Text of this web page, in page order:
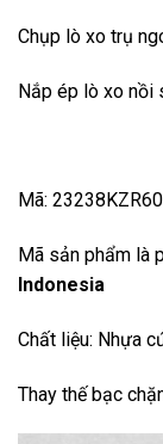
Chụp lò xo trụ
Nắp ép lò xo nồi
Mã:
Mã sản phẩm là
Indonesia
Chất liệu: Nhựa
Thay thế bạc